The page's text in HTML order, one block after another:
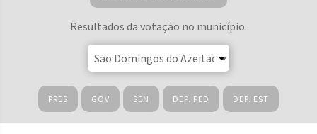
Resultados da votação no município:
PRES GOV SEN DEP. FED DEP. EST